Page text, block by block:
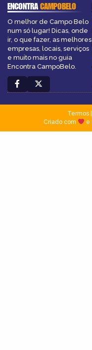
ENCONTRACAMPOBELO
O melhor de Campo Belo
num só lugar! Dicas, onde
ir, o que fazer, as melhores
empresas, locais, serviços
e muito mais no guia
Encontra CampoBelo.
Termos|
Criado com
e